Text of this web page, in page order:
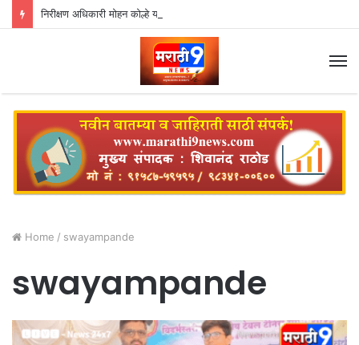
Home / swayampande
swayampande